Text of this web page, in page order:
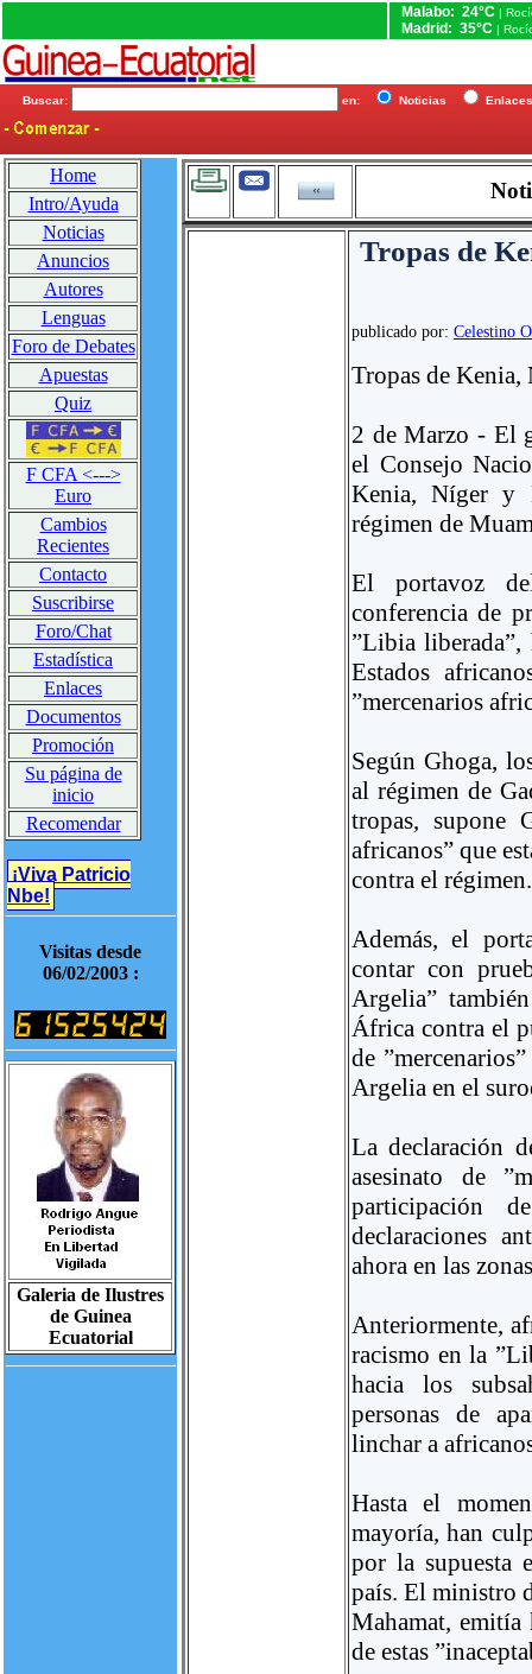
Malabo: 24°C |
Madrid: 35°C |
Buscar: en: Noticias
Home
Intro/Ayuda
Noticias
Anuncios
Autores
Lenguas
Foro de Debates
Apuestas
Quiz
F CFA <--->
Euro
Cambios
Recientes
Contacto
Suscribirse
Foro/Chat
Estadística
Enlaces
Documentos
Promoción
Su página de
inicio
Recomendar
¡Viva Patricio
Nbe!
Visitas desde
06/02/2003 :
Galeria de Ilustres
de Guinea
Ecuatorial
Tropas de
publicado por: Celestino
Tropas de
2 de Marzo - El
el Consejo
Kenia, Níger y
régimen de
El portavoz
conferencia de
”Libia liberada”,
Estados
”mercenarios
Según Ghoga,
al régimen de
tropas, supone
africanos” que
contra el régimen.
Además, el
contar con
Argelia”
África contra el
de
Argelia en el
La declaración
asesinato de
participación
declaraciones
ahora en las
Anteriormente,
racismo en la
hacia los
personas de
linchar a
Hasta el
mayoría, han
por la supuesta
país. El ministro
Mahamat, emitía
de estas